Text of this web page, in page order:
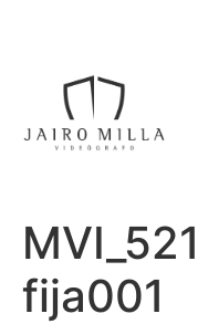
fija001